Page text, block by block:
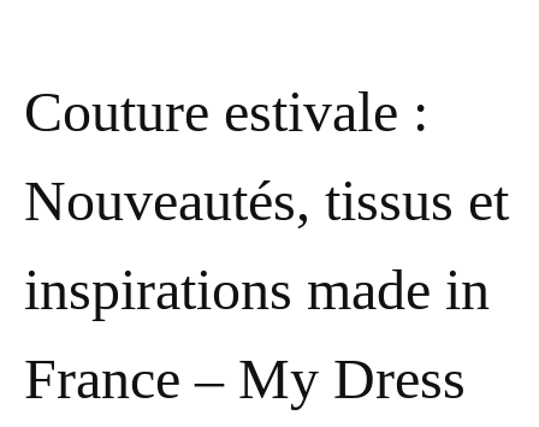
INSPIRATIONS
FRANCE
Couture estivale :
Nouveautés, tissus et
inspirations made in
France – My Dress